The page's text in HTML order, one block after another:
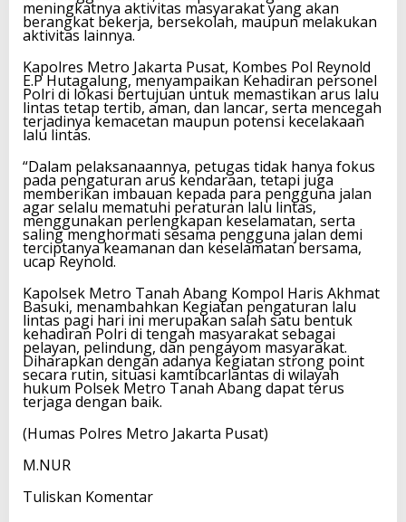
meningkatnya aktivitas masyarakat yang akan
berangkat bekerja, bersekolah, maupun melakukan
aktivitas lainnya.
Kapolres Metro Jakarta Pusat, Kombes Pol Reynold
E.P Hutagalung, menyampaikan Kehadiran personel
Polri di lokasi bertujuan untuk memastikan arus lalu
lintas tetap tertib, aman, dan lancar, serta mencegah
terjadinya kemacetan maupun potensi kecelakaan
lalu lintas.
“Dalam pelaksanaannya, petugas tidak hanya fokus
pada pengaturan arus kendaraan, tetapi juga
memberikan imbauan kepada para pengguna jalan
agar selalu mematuhi peraturan lalu lintas,
menggunakan perlengkapan keselamatan, serta
saling menghormati sesama pengguna jalan demi
terciptanya keamanan dan keselamatan bersama,
ucap Reynold.
Kapolsek Metro Tanah Abang Kompol Haris Akhmat
Basuki, menambahkan Kegiatan pengaturan lalu
lintas pagi hari ini merupakan salah satu bentuk
kehadiran Polri di tengah masyarakat sebagai
pelayan, pelindung, dan pengayom masyarakat.
Diharapkan dengan adanya kegiatan strong point
secara rutin, situasi kamtibcarlantas di wilayah
hukum Polsek Metro Tanah Abang dapat terus
terjaga dengan baik.
(Humas Polres Metro Jakarta Pusat)
M.NUR
Tuliskan Komentar